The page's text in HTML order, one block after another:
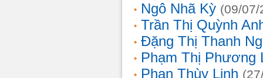
Ngô Nhã Kỳ (09/07/
Trần Thị Quỳnh
Đặng Thị Thanh
Phạm Thị Phương
Phan Thùy Linh